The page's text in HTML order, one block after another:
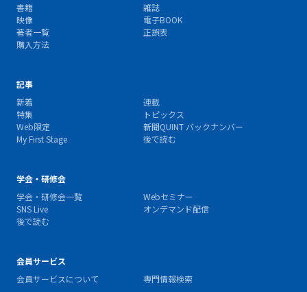
書籍
雑誌
映像
電子BOOK
著者一覧
正誤表
購入方法
記事
新着
連載
特集
トピックス
Web限定
新聞QUINT バックナンバー
My First Stage
後で読む
学会・研修会
学会・研修会一覧
Webセミナー
SNS Live
オンデマンド配信
後で読む
会員サービス
会員サービスについて
専門情報検索